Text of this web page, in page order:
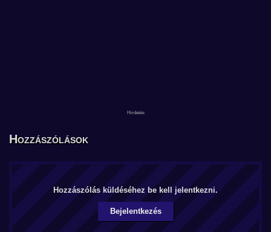
Hozzászólások
Hozzászólás küldéséhez be kell jelentkezni.
Bejelentkezés